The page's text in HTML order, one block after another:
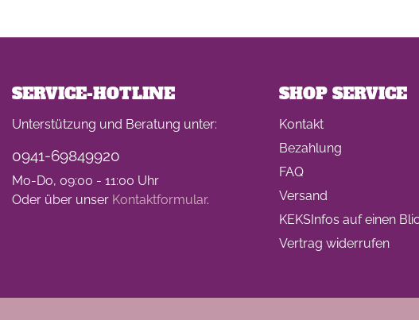
SERVICE-HOTLINE
Unterstützung und Beratung unter:
0941-69849920
Mo-Do, 09:00 - 11:00 Uhr
Oder über unser Kontaktformular.
SHOP SERVICE
Kontakt
Bezahlung
FAQ
Versand
KEKSInfos auf einen
Vertrag widerrufen